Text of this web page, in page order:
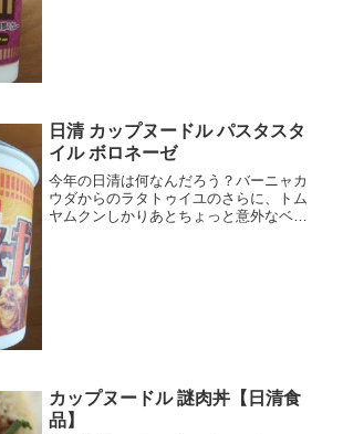
日清 カップヌードル パスタスタ
イル ボロネーゼ
今年の日清は何なんだろう？バーニャカ
ウダからのラタトゥイユのさらに、トム
ヤムクンしかりあとちょっと意外なベジ
カップヌードル 謎肉丼【日清食
品】